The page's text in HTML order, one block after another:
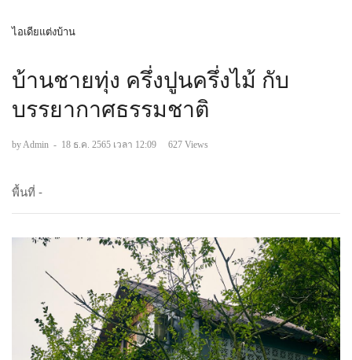
ไอเดียแต่งบ้าน
บ้านชายทุ่ง ครึ่งปูนครึ่งไม้ กับ
บรรยากาศธรรมชาติ
by Admin - 18 ธ.ค. 2565 เวลา 12:09 627 Views
พื้นที่ -